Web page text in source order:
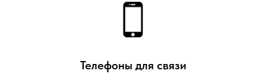
Телефоны для связи